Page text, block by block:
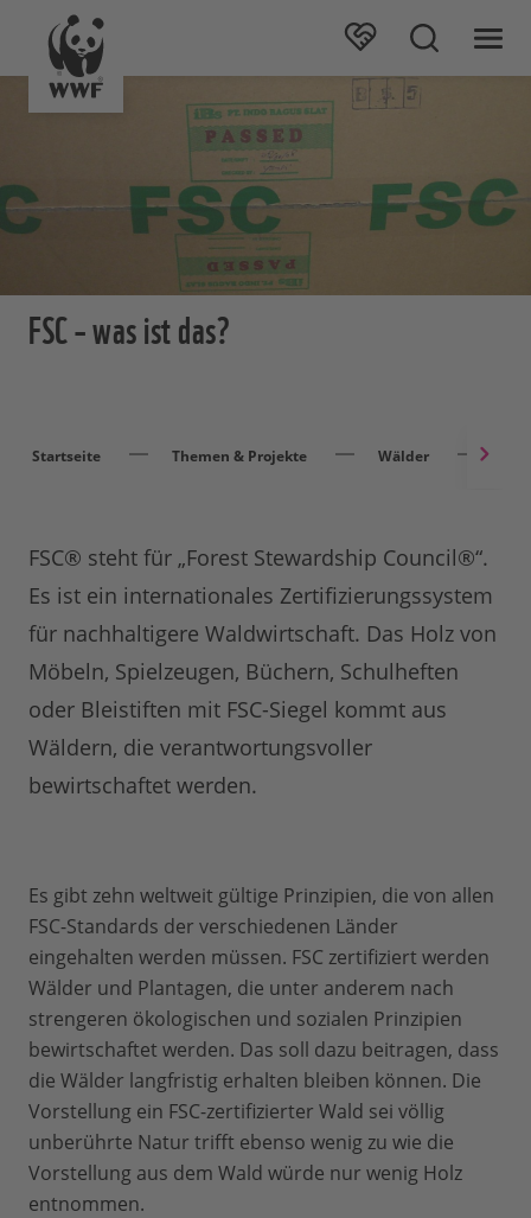
FSC – was ist das?
Startseite Themen & Projekte Wälder
FSC® steht für „Forest Stewardship Council®“.
Es ist ein internationales Zertifizierungssystem
für nachhaltigere Waldwirtschaft. Das Holz von
Möbeln, Spielzeugen, Büchern, Schulheften
oder Bleistiften mit FSC-Siegel kommt aus
Wäldern, die verantwortungsvoller
bewirtschaftet werden.
Es gibt zehn weltweit gültige Prinzipien, die von allen
FSC-Standards der verschiedenen Länder
eingehalten werden müssen. FSC zertifiziert werden
Wälder und Plantagen, die unter anderem nach
strengeren ökologischen und sozialen Prinzipien
bewirtschaftet werden. Das soll dazu beitragen, dass
die Wälder langfristig erhalten bleiben können. Die
Vorstellung ein FSC-zertifizierter Wald sei völlig
unberührte Natur trifft ebenso wenig zu wie die
Vorstellung aus dem Wald würde nur wenig Holz
entnommen.